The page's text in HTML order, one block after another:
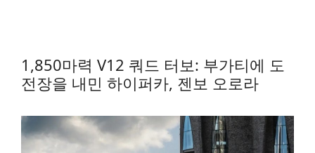
1,850마력 V12 쿼드 터보: 부가티에 도
전장을 내민 하이퍼카, 젠보 오로라